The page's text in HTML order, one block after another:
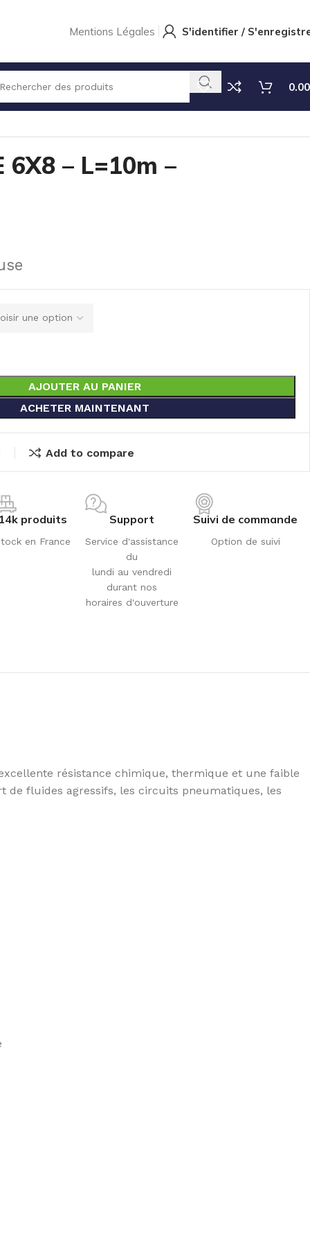
Mentions Légales S'identifier /
0.00
6X8 – L=10m –
AJOUTER AU PANIER
ACHETER MAINTENANT
Add to compare
14k produits
en France
Support
Service d'assistance
du
lundi au vendredi
durant nos
horaires d'ouverture
Suivi de commande
Option de suivi
résistance chimique, thermique et une faible
fluides agressifs, les circuits pneumatiques, les